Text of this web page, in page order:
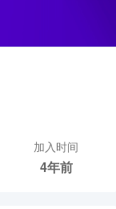
加入时间
4年前